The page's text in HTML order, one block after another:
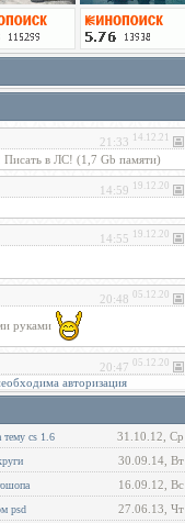
авторизация
31.10.12, Ср
тему cs 1.6
30.09.14, Вт
16.09.12, Вс
27.06.13, Чт
psd